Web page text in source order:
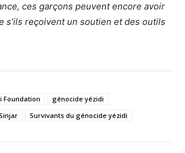
ces garçons peuvent encore avoir
s’ils reçoivent un soutien et des outils
Foundation
génocide yézidi
Survivants du génocide yézidi